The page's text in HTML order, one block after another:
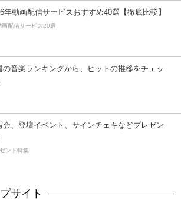
年動画配信サービスおすすめ40選【徹底比較】
画配信サービス20選
の音楽ランキングから、ヒットの推移をチェッ
会、登壇イベント、サインチェキなどプレゼン
ント特集
サイト